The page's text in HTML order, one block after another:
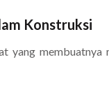
Konstruksi
yang